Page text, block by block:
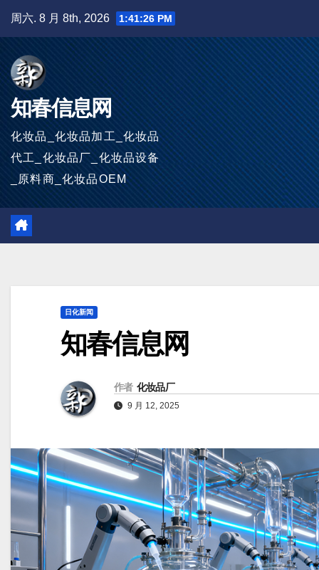
容
周六. 8 月 8th, 2026 1:41:28 PM
知春信息网
化妆品_化妆品加工_化妆品
代工_化妆品厂_化妆品设备
_原料商_化妆品OEM
日化新闻
知春信息网
作者 化妆品厂
9 月 12, 2025